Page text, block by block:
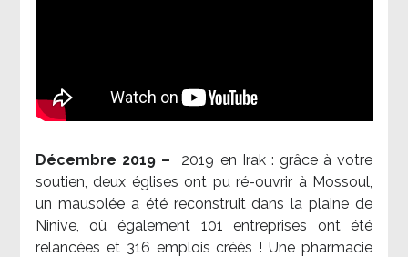
Décembre 2019 – 2019 en Irak : grâce à votre
soutien, deux églises ont pu ré-ouvrir à Mossoul,
un mausolée a été reconstruit dans la plaine de
Ninive, où également 101 entreprises ont été
relancées et 316 emplois créés ! Une pharmacie